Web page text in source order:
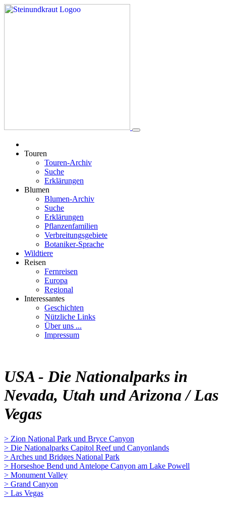
Touren
Touren-Archiv
Suche
Erklärungen
Blumen
Blumen-Archiv
Suche
Erklärungen
Pflanzenfamilien
Verbreitungsgebiete
Botaniker-Sprache
Wildtiere
Reisen
Fernreisen
Europa
Regional
Interessantes
Geschichten
Nützliche Links
Über uns ...
Impressum
USA - Die Nationalparks in
Nevada, Utah und Arizona / Las
Vegas
> Zion National Park und Bryce Canyon
> Die Nationalparks Capitol Reef und Canyonlands
> Arches und Bridges National Park
> Horseshoe Bend und Antelope Canyon am Lake Powell
> Monument Valley
> Grand Canyon
> Las Vegas